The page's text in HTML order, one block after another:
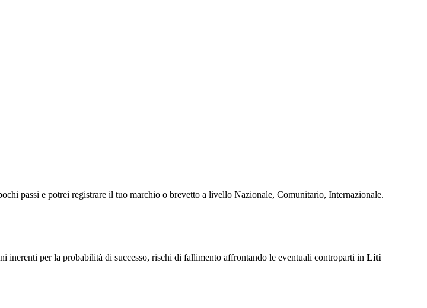
passi e potrei registrare il tuo marchio o brevetto a livello Nazionale, Comunitario, Internazionale.
inerenti per la probabilità di successo, rischi di fallimento affrontando le eventuali controparti in Liti